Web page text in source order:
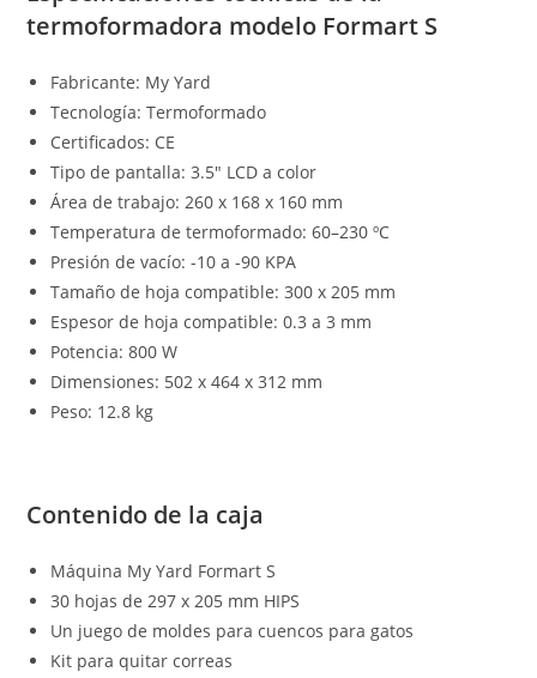
termoformadora modelo Formart S
Fabricante: My Yard
Tecnología: Termoformado
Certificados: CE
Tipo de pantalla: 3.5″ LCD a color
Área de trabajo: 260 x 168 x 160 mm
Temperatura de termoformado: 60–230 ºC
Presión de vacío: -10 a -90 KPA
Tamaño de hoja compatible: 300 x 205 mm
Espesor de hoja compatible: 0.3 a 3 mm
Potencia: 800 W
Dimensiones: 502 x 464 x 312 mm
Peso: 12.8 kg
Contenido de la caja
Máquina My Yard Formart S
30 hojas de 297 x 205 mm HIPS
Un juego de moldes para cuencos para gatos
Kit para quitar correas